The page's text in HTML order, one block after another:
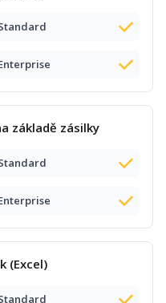
základě zásilky
(Excel)